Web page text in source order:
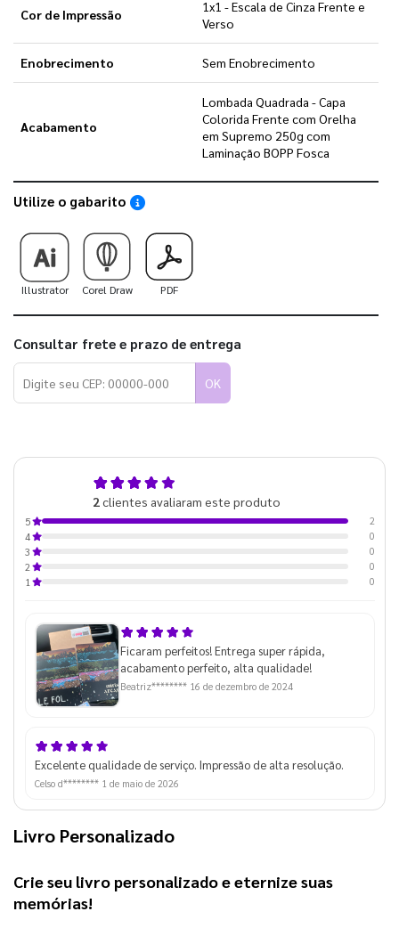
Cor de Impressão
1x1 - Escala de Cinza Frente e
Verso
Enobrecimento Sem Enobrecimento
Acabamento
Lombada Quadrada - Capa
Colorida Frente com Orelha
em Supremo 250g com
Laminação BOPP Fosca
Utilize o gabarito Saiba como utilizar os nossos gabaritos
Illustrator Corel Draw PDF
Consultar frete e prazo de entrega
OK
2clientes avaliaram este produto
5
2
4
0
3
0
2
0
1
0
Ficaram perfeitos! Entrega super rápida,
acabamento perfeito, alta qualidade!
Beatriz******** 16 de dezembro de 2024
Excelente qualidade de serviço. Impressão de alta resolução.
Celso d******** 1 de maio de 2026
Livro Personalizado
Crie seu livro personalizado e eternize suas
memórias!